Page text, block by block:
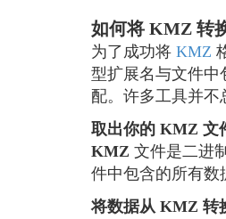
如何将 KMZ 转
为了成功将 KMZ
型扩展名与文件中
配。许多工具并不
取出你的 KMZ 文
KMZ 文件是二进
件中包含的所有数
将数据从 KMZ 转